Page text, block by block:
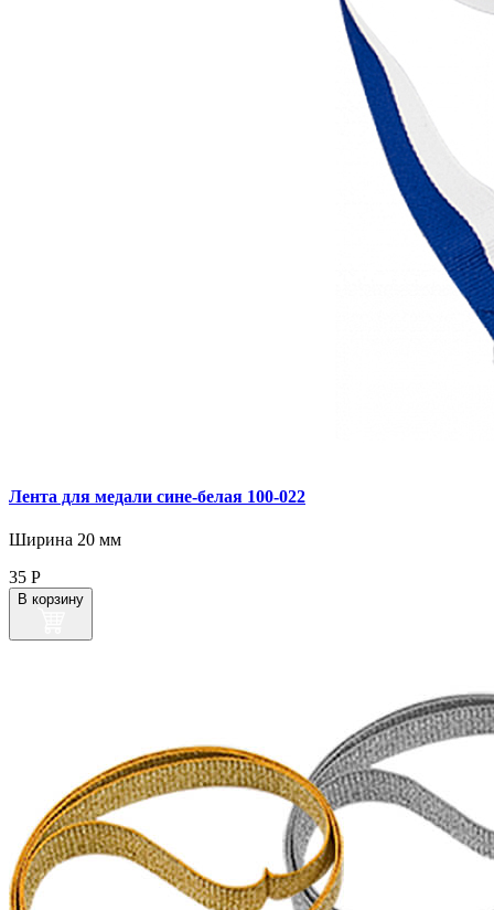
Лента для медали сине‑белая 100‑022
Ширина 20 мм
35 Р
В корзину